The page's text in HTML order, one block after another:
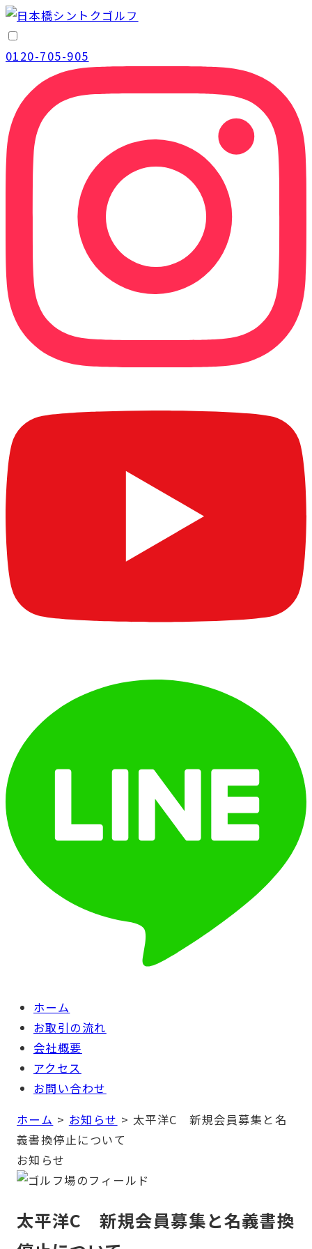
0120-705-905
ホーム
お取引の流れ
会社概要
アクセス
お問い合わせ
ホーム > お知らせ > 太平洋C 新規会員募集と名
義書換停止について
お知らせ
太平洋C 新規会員募集と名義書換